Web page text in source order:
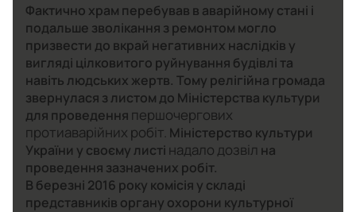
Фактично храм перебував в аварійному стані і
подальше зволікання з ремонтом могло
призвести до вкрай негативних наслідків у
вигляді цілковитого руйнування будівлі та
навіть людських жертв. Тому релігійна громада
звернулася з листом до Міністерства культури
для проведення першочергових
протиаварійних робіт. Міністерство культури
України у своєму листі надало дозвіл на
проведення зазначених робіт.
В березні 2016 року комісія у складі
представників органу охорони культурної